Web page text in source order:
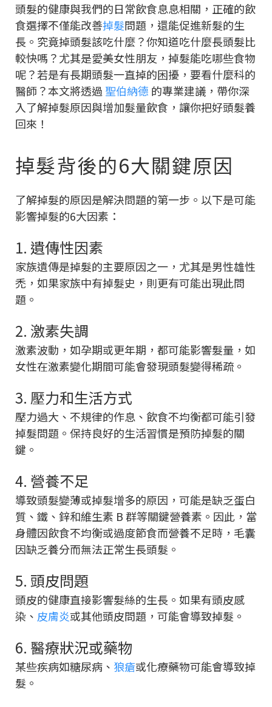
頭髮的健康與我們的日常飲食息息相關，正確的飲
食選擇不僅能改善掉髮問題，還能促進新髮的生
長。究竟掉頭髮該吃什麼？你知道吃什麼長頭髮比
較快嗎？尤其是愛美女性朋友，掉髮能吃哪些食物
呢？若是有長期頭髮一直掉的困擾，要看什麼科的
醫師？本文將透過 聖伯納德 的專業建議，帶你深
入了解掉髮原因與增加髮量飲食，讓你把好頭髮養
回來！
掉髮背後的6大關鍵原因
了解掉髮的原因是解決問題的第一步。以下是可能
影響掉髮的6大因素：
1. 遺傳性因素
家族遺傳是掉髮的主要原因之一，尤其是男性雄性
禿，如果家族中有掉髮史，則更有可能出現此問
題。
2. 激素失調
激素波動，如孕期或更年期，都可能影響髮量，如
女性在激素變化期間可能會發現頭髮變得稀疏。
3. 壓力和生活方式
壓力過大、不規律的作息、飲食不均衡都可能引發
掉髮問題。保持良好的生活習慣是預防掉髮的關
鍵。
4. 營養不足
導致頭髮變薄或掉髮增多的原因，可能是缺乏蛋白
質、鐵、鋅和維生素 B 群等關鍵營養素。因此，當
身體因飲食不均衡或過度節食而營養不足時，毛囊
因缺乏養分而無法正常生長頭髮。
5. 頭皮問題
頭皮的健康直接影響髮絲的生長。如果有頭皮感
染、 皮膚炎或其他頭皮問題，可能會導致掉髮。
6. 醫療狀況或藥物
某些疾病如糖尿病、 狼瘡或化療藥物可能會導致掉
髮。